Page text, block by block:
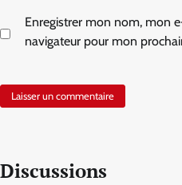
Enregistrer mon nom, mon
navigateur pour mon
Discussions